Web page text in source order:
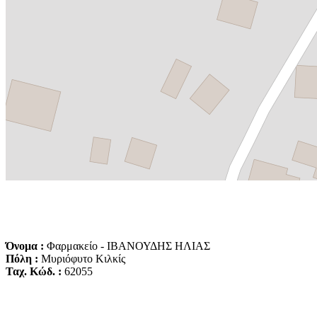
Όνομα : Φαρμακείο - ΙΒΑΝΟΥΔΗΣ ΗΛΙΑΣ
Πόλη : Μυριόφυτο Κιλκίς
Ταχ. Κώδ. : 62055